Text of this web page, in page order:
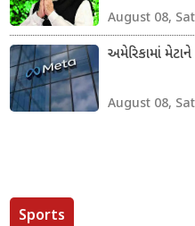
August 08,
અમેરિકામાં
August 08,
Sports